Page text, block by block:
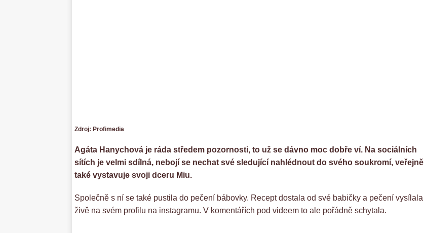
Zdroj: Profimedia
Agáta Hanychová je ráda středem pozornosti, to už se dávno moc dobře ví. Na sociálních
sítích je velmi sdílná, nebojí se nechat své sledující nahlédnout do svého soukromí, veřejně
také vystavuje svoji dceru Miu.
Společně s ní se také pustila do pečení bábovky. Recept dostala od své babičky a pečení vysílala
živě na svém profilu na instagramu. V komentářích pod videem to ale pořádně schytala.